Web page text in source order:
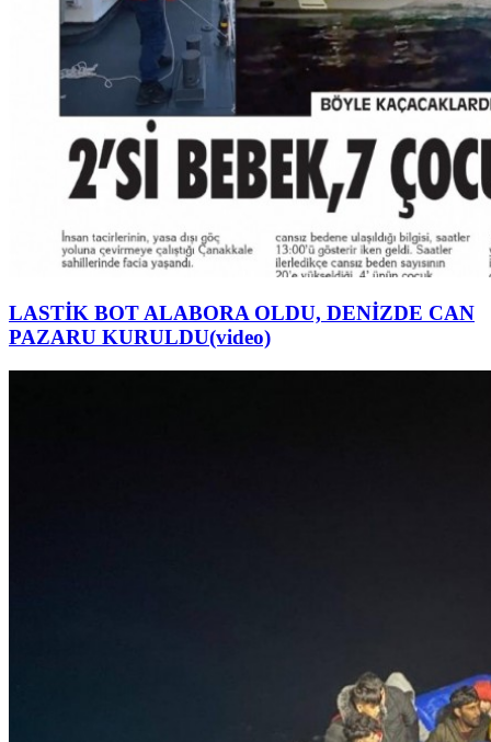
LASTİK BOT ALABORA OLDU, DENİZDE CAN
PAZARU KURULDU(video)